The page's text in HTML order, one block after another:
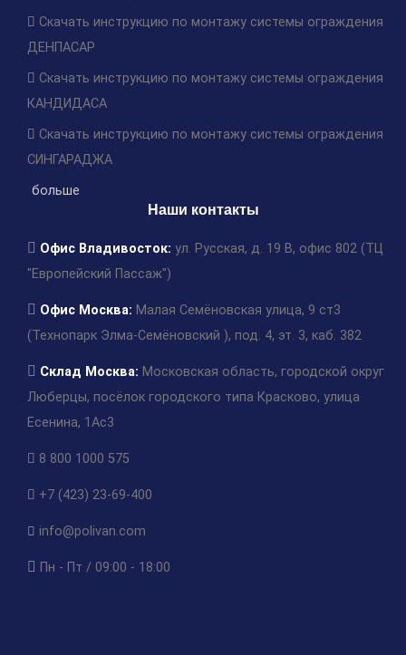
Наши контакты
Офис Владивосток: ул. Русская, д. 19 В, офис 802 (ТЦ
"Европейский Пассаж")
Офис Москва: Малая Семёновская улица, 9 ст3
(Технопарк Элма-Семёновский ), под. 4, эт. 3, каб. 382
Склад Москва: Московская область, городской округ
Люберцы, посёлок городского типа Красково, улица
Есенина, 1Ас3
8 800 1000 575
+7 (423) 23-69-400
info@polivan.com
Пн - Пт / 09:00 - 18:00
Скачать инструкцию по монтажу системы ограждения
ДЕНПАСАР
Скачать инструкцию по монтажу системы ограждения
КАНДИДАСА
Скачать инструкцию по монтажу системы ограждения
СИНГАРАДЖА
больше